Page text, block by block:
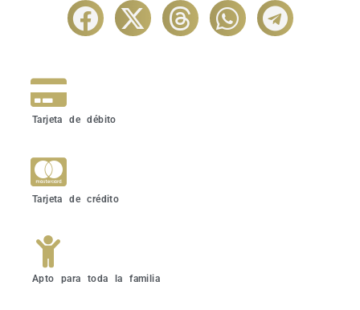
Tarjeta de débito
Tarjeta de crédito
Apto para toda la familia